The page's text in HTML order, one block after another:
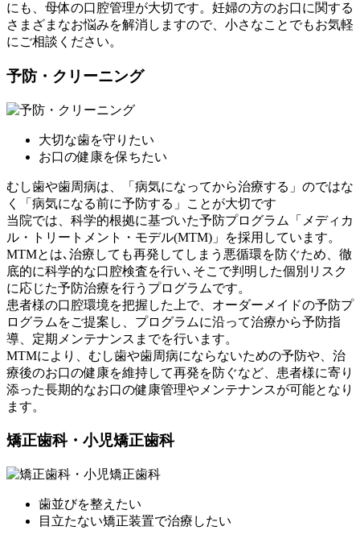
にも、母体の口腔管理が大切です。妊婦の方のお口に関する
さまざまなお悩みを解消しますので、小さなことでもお気軽
にご相談ください。
予防・クリーニング
大切な歯を守りたい
お口の健康を保ちたい
むし歯や歯周病は、「病気になってから治療する」のではな
く「病気になる前に予防する」ことが大切です
当院では、科学的根拠に基づいた予防プログラム「メディカ
ル・トリートメント・モデル(MTM)」を採用しています。
MTMとは､治療しても再発してしまう悪循環を防ぐため、徹
底的に科学的な口腔検査を行い､そこで判明した個別リスク
に応じた予防治療を行うプログラムです。
患者様の口腔環境を把握した上で、オーダーメイドの予防プ
ログラムをご提案し、プログラムに沿って治療から予防指
導、定期メンテナンスまでを行います。
MTMにより、むし歯や歯周病にならないための予防や、治
療後のお口の健康を維持して再発を防ぐなど、患者様に寄り
添った長期的なお口の健康管理やメンテナンスが可能となり
ます。
矯正歯科・小児矯正歯科
歯並びを整えたい
目立たない矯正装置で治療したい